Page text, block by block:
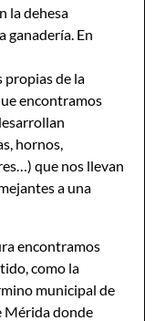
la dehesa
ganadería. En
de la
encontramos
hornos,
que nos llevan
a una
encontramos
como la
municipal de
Mérida donde